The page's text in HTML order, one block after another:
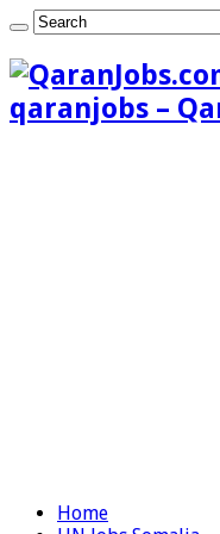
qaranjobs –
Home